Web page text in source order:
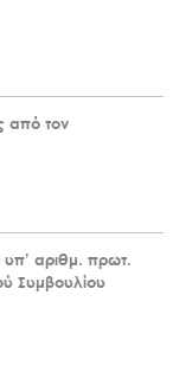
από τον
αριθμ. πρωτ.
Συμβουλίου